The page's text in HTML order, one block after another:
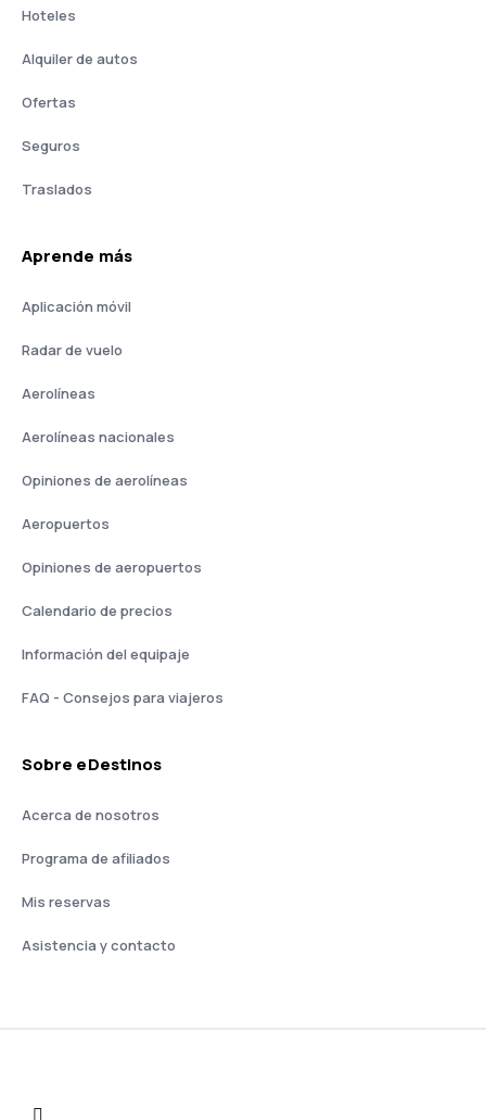
Hoteles
Alquiler de autos
Ofertas
Seguros
Traslados
Aprende más
Aplicación móvil
Radar de vuelo
Aerolíneas
Aerolíneas nacionales
Opiniones de aerolíneas
Aeropuertos
Opiniones de aeropuertos
Calendario de precios
Información del equipaje
FAQ - Consejos para viajeros
Sobre eDestinos
Acerca de nosotros
Programa de afiliados
Mis reservas
Asistencia y contacto